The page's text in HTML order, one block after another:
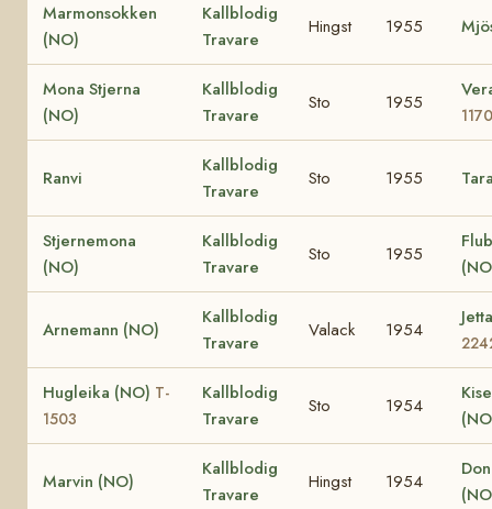
Marmonsokken
(NO)
Kallblodig
Travare
Hingst 1955
Mona Stjerna
(NO)
Kallblodig
Travare
Sto 1955
1170
Ranvi
Kallblodig
Travare
Sto 1955
Stjernemona
(NO)
Kallblodig
Travare
Sto 1955
Arnemann (NO)
Kallblodig
Travare
Valack 1954
Hugleika (NO) T-
1503
Kallblodig
Travare
Sto 1954
Marvin (NO)
Kallblodig
Travare
Hingst 1954